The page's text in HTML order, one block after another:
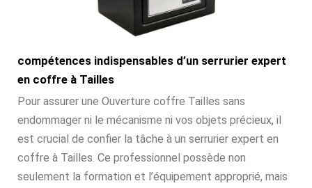
compétences indispensables d’un serrurier expert
en coffre à Tailles
Pour assurer une Ouverture coffre Tailles sans
endommager ni le mécanisme ni vos objets précieux, il
est crucial de confier la tâche à un serrurier expert en
coffre à Tailles. Ce professionnel possède non
seulement la formation et l’équipement approprié, mais